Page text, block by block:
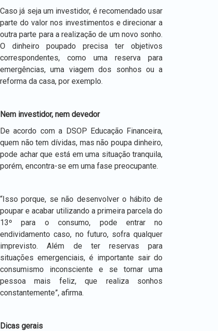
Caso já seja um investidor, é recomendado usar
parte do valor nos investimentos e direcionar a
outra parte para a realização de um novo sonho.
O dinheiro poupado precisa ter objetivos
correspondentes, como uma reserva para
emergências, uma viagem dos sonhos ou a
reforma da casa, por exemplo.
Nem investidor, nem devedor
De acordo com a DSOP Educação Financeira,
quem não tem dívidas, mas não poupa dinheiro,
pode achar que está em uma situação tranquila,
porém, encontra-se em uma fase preocupante.
“Isso porque, se não desenvolver o hábito de
poupar e acabar utilizando a primeira parcela do
13º para o consumo, pode entrar no
endividamento caso, no futuro, sofra qualquer
imprevisto. Além de ter reservas para
situações emergenciais, é importante sair do
consumismo inconsciente e se tornar uma
pessoa mais feliz, que realiza sonhos
constantemente”, afirma.
Dicas gerais